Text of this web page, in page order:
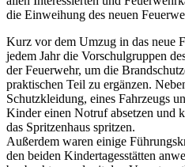
die Einweihung des neuen
Kurz vor dem Umzug in das neue
jedem Jahr die Vorschulgruppen
der Feuerwehr, um die
praktischen Teil zu ergänzen.
Schutzkleidung, eines Fahrzeugs
Kinder einen Notruf absetzen und
das Spritzenhaus spritzen.
Außerdem waren einige
den beiden Kindertagesstätten